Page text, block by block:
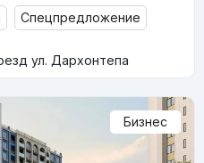
Спецпредложение
ул. Дархонтепа
Бизнес